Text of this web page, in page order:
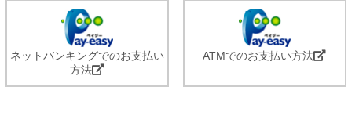
ネットバンキングでのお支払い
方法
ATMでのお支払い方法